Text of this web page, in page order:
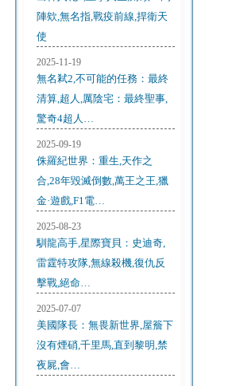
陣欸,無名指,戰疫前線,捍衛天
使
2025-11-19
無名弒2,不可能的任務：最終
清算,超人,厲陰宅：最終聖事,
驚奇4超人…
2025-09-19
侏羅紀世界：重生,天作之
合,28年毀滅倒數,萬王之王,獵
金·遊戲,F1電…
2025-08-23
馴龍高手,星際寶貝：史迪奇,
雷霆特攻隊,無線殺機,復仇反
擊戰,絕命…
2025-07-07
美國隊長：無畏新世界,屋簷下
沒有煙硝,千里馬,直到黎明,禁
夜屍,會…